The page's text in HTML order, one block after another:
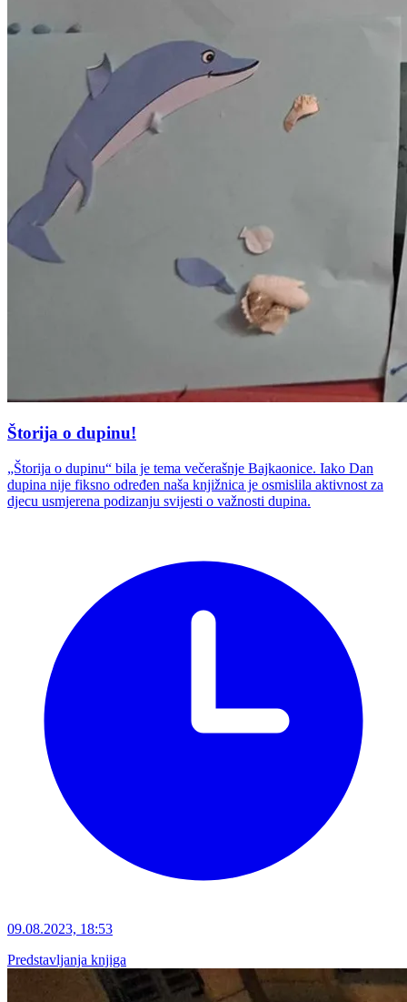
Štorija o dupinu!
„Štorija o dupinu“ bila je tema večerašnje Bajkaonice. Iako Dan
dupina nije fiksno određen naša knjižnica je osmislila aktivnost za
djecu usmjerena podizanju svijesti o važnosti dupina.
09.08.2023, 18:53
Predstavljanja knjiga